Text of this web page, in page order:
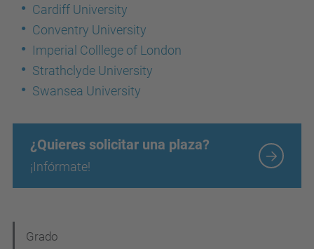
Cardiff University
Conventry University
Imperial Colllege of London
Strathclyde University
Swansea University
¿Quieres solicitar una plaza?
¡Infórmate!
Grado